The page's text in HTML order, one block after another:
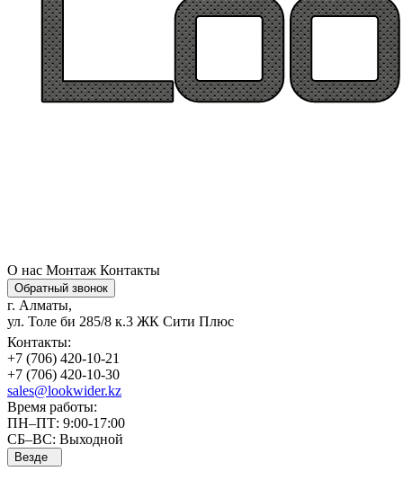
О нас Монтаж Контакты
Обратный звонок
г. Алматы,
ул. Толе би 285/8 к.3 ЖК Сити Плюс
Контакты:
+7 (706) 420-10-21
+7 (706) 420-10-30
sales@lookwider.kz
Время работы:
ПН–ПТ: 9:00-17:00
СБ–ВС: Выходной
Везде